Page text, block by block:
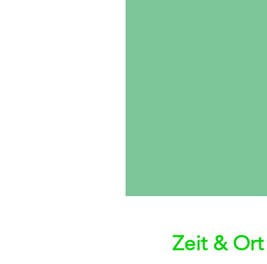
Zeit & Ort